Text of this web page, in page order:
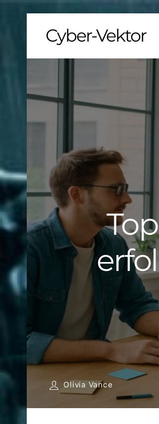
Cyber-Vektor
Olivia Vance